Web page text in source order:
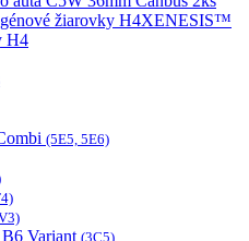
XENESIS™
H4
(5E5, 5E6)
Variant (3C5)